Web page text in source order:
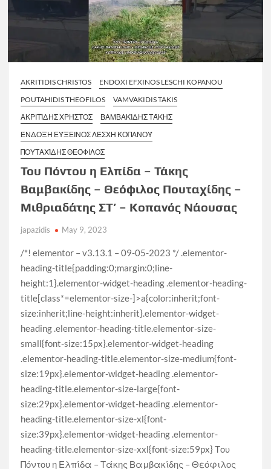
AKRITIDIS CHRISTOS
ENDOXI EFXINOS LESCHI KOPANOU
POUTAHIDIS THEOFILOS
VAMVAKIDIS TAKIS
ΑΚΡΙΤΊΔΗΣ ΧΡΉΣΤΟΣ
ΒΑΜΒΑΚΊΔΗΣ ΤΆΚΗΣ
ΈΝΔΟΞΗ ΕΎΞΕΙΝΟΣ ΛΈΣΧΗ ΚΟΠΑΝΟΎ
ΠΟΥΤΑΧΊΔΗΣ ΘΕΌΦΙΛΟΣ
Του Πόντου η Ελπίδα – Τάκης
Βαμβακίδης – Θεόφιλος Πουταχίδης –
Μιθριαδάτης ΣΤ’ – Κοπανός Νάουσας
japazidis May 9, 2023
/*! elementor – v3.13.1 – 09-05-2023 */ .elementor-
heading-title{padding:0;margin:0;line-
height:1}.elementor-widget-heading .elementor-heading-
title[class*=elementor-size-]>a{color:inherit;font-
size:inherit;line-height:inherit}.elementor-widget-
heading .elementor-heading-title.elementor-size-
small{font-size:15px}.elementor-widget-heading
.elementor-heading-title.elementor-size-medium{font-
size:19px}.elementor-widget-heading .elementor-
heading-title.elementor-size-large{font-
size:29px}.elementor-widget-heading .elementor-
heading-title.elementor-size-xl{font-
size:39px}.elementor-widget-heading .elementor-
heading-title.elementor-size-xxl{font-size:59px} Του
Πόντου η Ελπίδα – Τάκης Βαμβακίδης – Θεόφιλος